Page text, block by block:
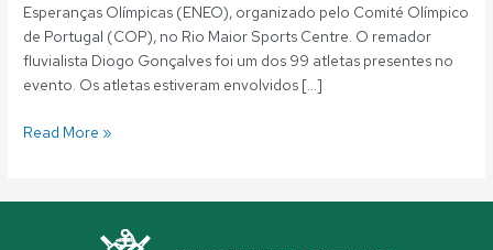
Esperanças Olímpicas (ENEO), organizado pelo Comité Olímpico
de Portugal (COP), no Rio Maior Sports Centre. O remador
fluvialista Diogo Gonçalves foi um dos 99 atletas presentes no
evento. Os atletas estiveram envolvidos […]
Read More »